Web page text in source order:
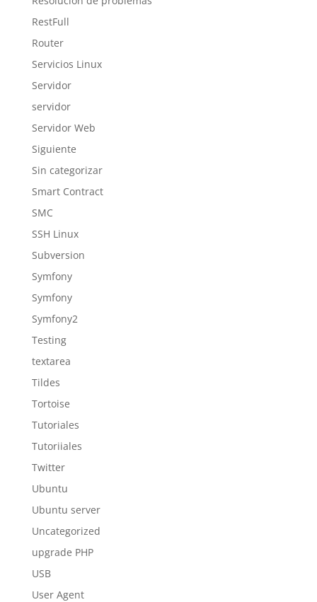
RestFull
Router
Servicios Linux
Servidor
servidor
Servidor Web
Siguiente
Sin categorizar
Smart Contract
SMC
SSH Linux
Subversion
Symfony
Symfony
Symfony2
Testing
textarea
Tildes
Tortoise
Tutoriales
Tutoriiales
Twitter
Ubuntu
Ubuntu server
Uncategorized
upgrade PHP
USB
User Agent